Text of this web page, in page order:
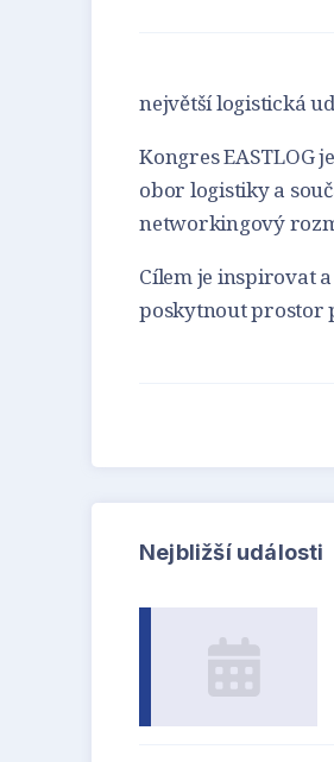
největší logistická
Kongres EASTLOG
obor logistiky a
networkingový
Cílem je inspirovat
poskytnout prostor
Nejbližší události